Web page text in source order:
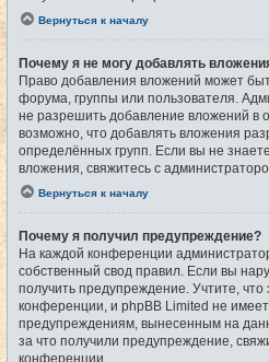
Вернуться к началу
Почему я не могу добавлять
Право добавления вложений может
форума, группы или пользователя.
не разрешить добавление вложений в
возможно, что добавлять вложения
определённых групп. Если вы не
вложения, свяжитесь с
Вернуться к началу
Почему я получил предупреждение?
На каждой конференции
собственный свод правил. Если вы
получить предупреждение. Учтите,
конференции, и phpBB Limited не
предупреждениям, вынесенным на
за что получили предупреждение,
конференции.